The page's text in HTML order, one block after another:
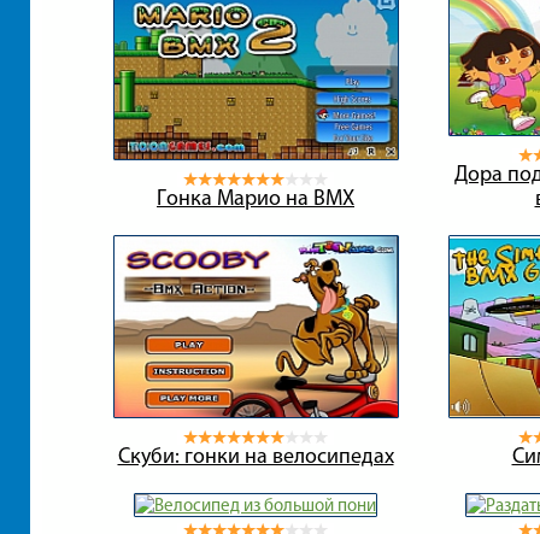
Гонка Марио на BMX
Дора
Скуби: гонки на велосипедах